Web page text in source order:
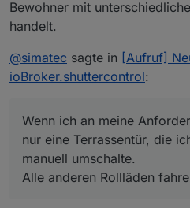
Bewohner mit
handelt.
@simatec sagte in [Aufruf]
ioBroker.shuttercontrol:
Wenn ich an meine
nur eine Terrassentür, die
manuell umschalte.
Alle anderen Rollläden